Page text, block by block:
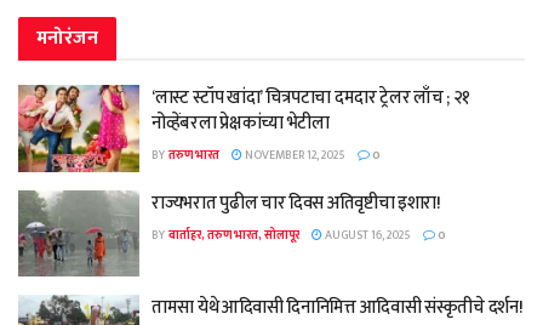
मनोरंजन
‘लास्ट स्टॉप खांदा’ चित्रपटाचा दमदार ट्रेलर लाँच ; २१
नोव्हेंबरला प्रेक्षकांच्या भेटीला
BYतरुण भारत NOVEMBER 12, 2025 0
राज्यभरात पुढील चार दिवस अतिवृष्टीचा इशारा!
BYवार्ताहर, तरुण भारत, सोलापूर AUGUST 16, 2025 0
तामसा येथे आदिवासी दिनानिमित्त आदिवासी संस्कृतीचे दर्शन!